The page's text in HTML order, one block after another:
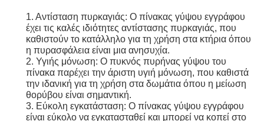
1. Αντίσταση πυρκαγιάς: Ο πίνακας γύψου εγγράφου
έχει τις καλές ιδιότητες αντίστασης πυρκαγιάς, που
καθιστούν το κατάλληλο για τη χρήση στα κτήρια όπου
η πυρασφάλεια είναι μια ανησυχία.
2. Υγιής μόνωση: Ο πυκνός πυρήνας γύψου του
πίνακα παρέχει την άριστη υγιή μόνωση, που καθιστά
την ιδανική για τη χρήση στα δωμάτια όπου η μείωση
θορύβου είναι σημαντική.
3. Εύκολη εγκατάσταση: Ο πίνακας γύψου εγγράφου
είναι εύκολο να εγκατασταθεί και μπορεί να κοπεί στο